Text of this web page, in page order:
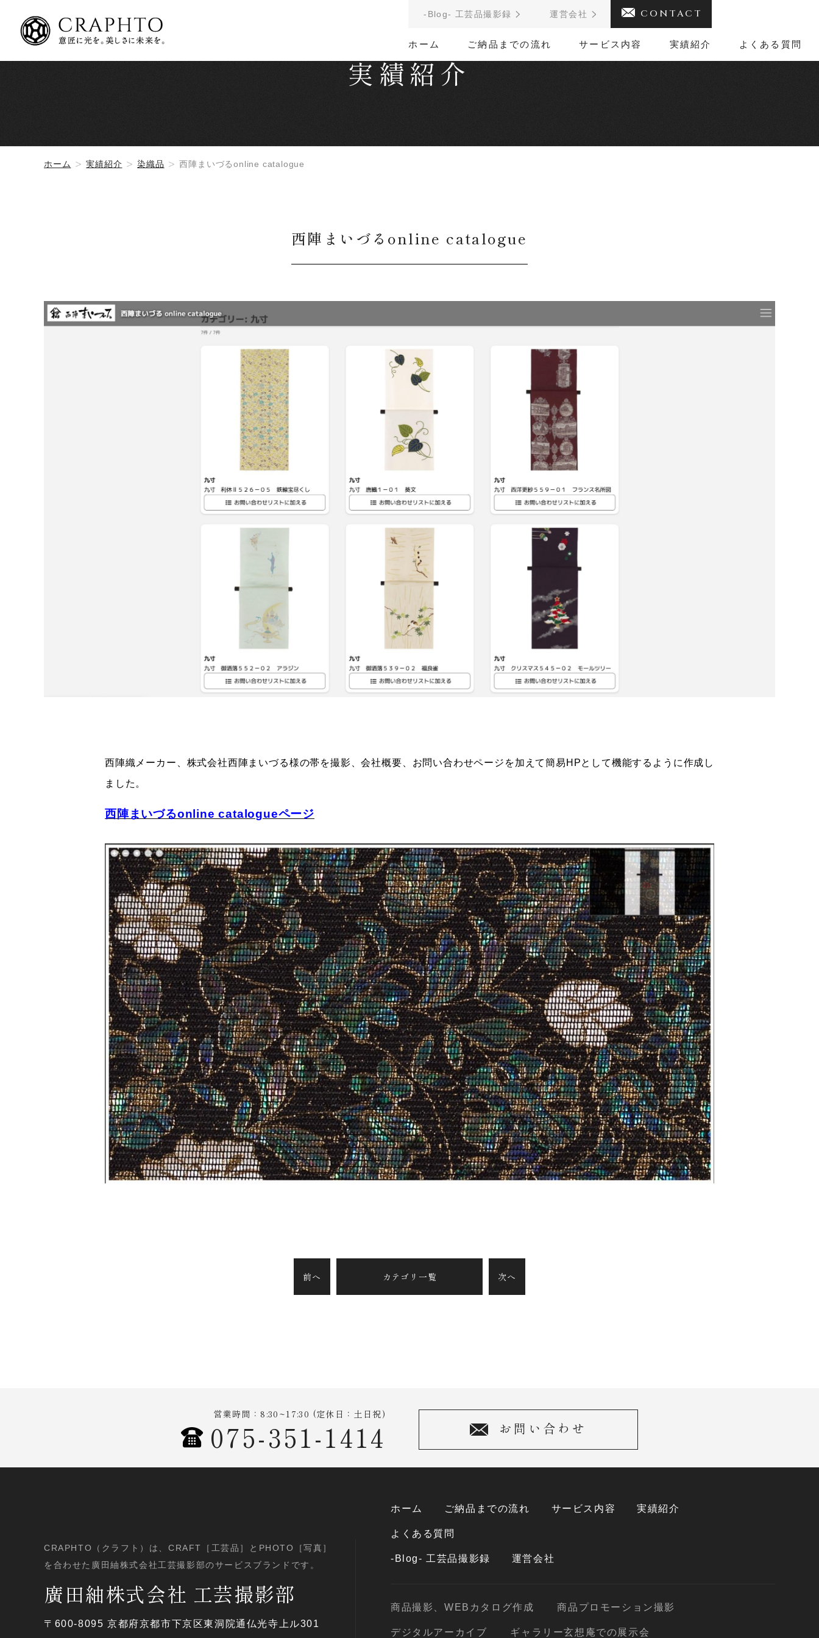
-Blog- 工芸品撮影録 運営会社 CONTACT
ホーム ご納品までの流れ サービス内容 実績紹介 よくある質問
実績紹介
ホーム 実績紹介 染織品 西陣まいづるonline catalogue
西陣まいづるonline catalogue
西陣織メーカー、株式会社西陣まいづる様の帯を撮影、会社概要、お問い合わせページを加えて簡易HPとして機能するように作成し
ました。
西陣まいづるonline catalogueページ
前へ カテゴリ一覧 次へ
営業時間：8:30~17:30 (定休日：土日祝)
075-351-1414 お問い合わせ
CRAPHTO（クラフト）は、CRAFT［工芸品］とPHOTO［写真］
を合わせた廣田紬株式会社工芸撮影部のサービスブランドです。
廣田紬株式会社 工芸撮影部
〒600-8095 京都府京都市下京区東洞院通仏光寺上ル301
ホーム ご納品までの流れ サービス内容 実績紹介
よくある質問
-Blog- 工芸品撮影録 運営会社
商品撮影、WEBカタログ作成 商品プロモーション撮影
デジタルアーカイブ ギャラリー玄想庵での展示会